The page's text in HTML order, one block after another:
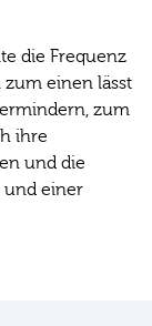
die Frequenz
einen lässt
zum
ihre
und die
und einer